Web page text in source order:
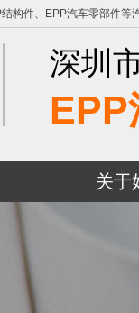
构件、EPP汽车零部件等
深圳
EPP
关于